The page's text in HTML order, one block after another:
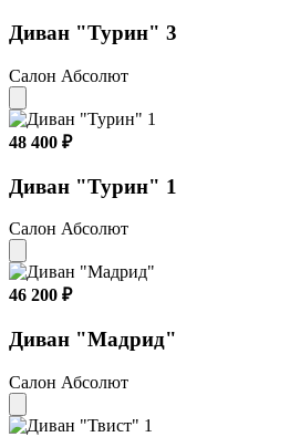
Диван "Турин" 3
Салон Абсолют
48 400 ₽
Диван "Турин" 1
Салон Абсолют
46 200 ₽
Диван "Мадрид"
Салон Абсолют